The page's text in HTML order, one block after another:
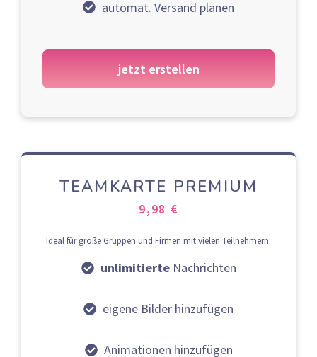
automat. Versand planen
jetzt erstellen
TEAMKARTE PREMIUM
9,98 €
Ideal für große Gruppen und Firmen mit vielen Teilnehmern.
unlimitierteNachrichten
eigene Bilder hinzufügen
Animationen hinzufügen